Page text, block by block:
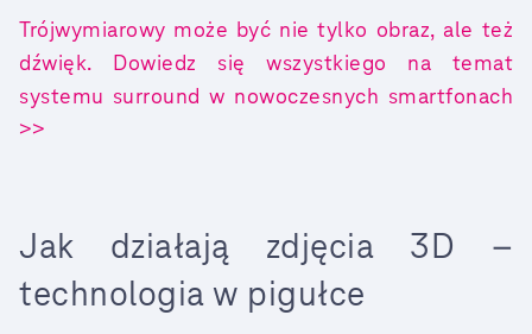
Trójwymiarowy może być nie tylko obraz, ale też
dźwięk. Dowiedz się wszystkiego na temat
systemu surround w nowoczesnych smartfonach
>>
Jak działają zdjęcia 3D –
technologia w pigułce